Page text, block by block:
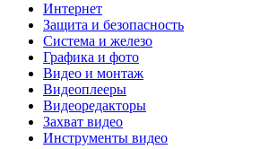
Интернет
Защита и безопасность
Система и железо
Графика и фото
Видео и монтаж
Видеоплееры
Видеоредакторы
Захват видео
Инструменты видео